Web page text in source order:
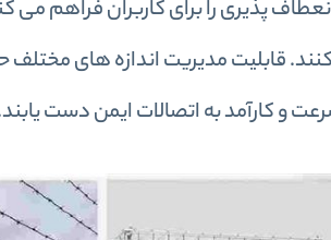
پذیری را برای کاربران فراهم می
کنند. قابلیت مدیریت اندازه های
و کارآمد به اتصالات ایمن دست